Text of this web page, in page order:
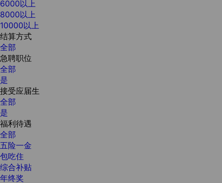
6000以上
8000以上
10000以上
结算方式
全部
急聘职位
全部
是
接受应届生
全部
是
福利待遇
全部
五险一金
包吃住
综合补贴
年终奖